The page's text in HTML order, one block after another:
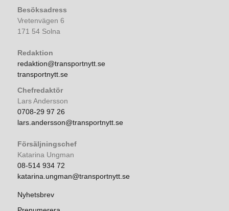
Besöksadress
Vretenvägen 6
171 54 Solna
Redaktion
redaktion@transportnytt.se
transportnytt.se
Chefredaktör
Lars Andersson
0708-29 97 26
lars.andersson@transportnytt.se
Försäljningschef
Katarina Ungman
08-514 934 72
katarina.ungman@transportnytt.se
Nyhetsbrev